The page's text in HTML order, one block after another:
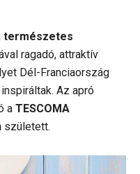
természetes
ragadó, attraktív
Dél-Franciaország
Az apró
a TESCOMA
született.